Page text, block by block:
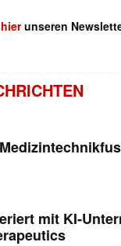
hierunseren
mit KI-